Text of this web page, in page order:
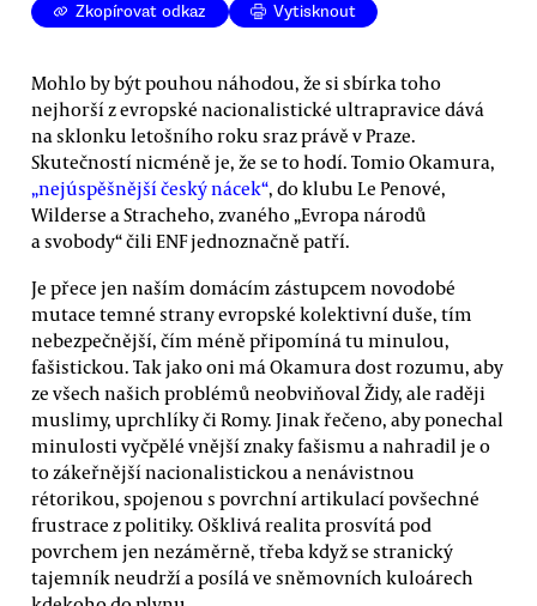
Zkopírovat odkaz Vytisknout
Mohlo by být pouhou náhodou, že si sbírka toho
nejhorší z evropské nacionalistické ultrapravice dává
na sklonku letošního roku sraz právě v Praze.
Skutečností nicméně je, že se to hodí. Tomio Okamura,
„nejúspěšnější český nácek“, do klubu Le Penové,
Wilderse a Stracheho, zvaného „Evropa národů
a svobody“ čili ENF jednoznačně patří.
Je přece jen naším domácím zástupcem novodobé
mutace temné strany evropské kolektivní duše, tím
nebezpečnější, čím méně připomíná tu minulou,
fašistickou. Tak jako oni má Okamura dost rozumu, aby
ze všech našich problémů neobviňoval Židy, ale raději
muslimy, uprchlíky či Romy. Jinak řečeno, aby ponechal
minulosti vyčpělé vnější znaky fašismu a nahradil je o
to zákeřnější nacionalistickou a nenávistnou
rétorikou, spojenou s povrchní artikulací povšechné
frustrace z politiky. Ošklivá realita prosvítá pod
povrchem jen nezáměrně, třeba když se stranický
tajemník neudrží a posílá ve sněmovních kuloárech